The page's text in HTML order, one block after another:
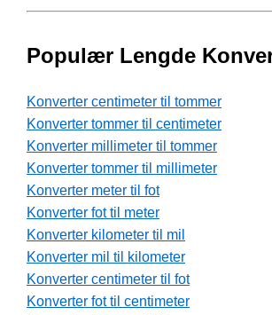
Populær Lengde
Konverter centimeter til tommer
Konverter tommer til centimeter
Konverter millimeter til tommer
Konverter tommer til millimeter
Konverter meter til fot
Konverter fot til meter
Konverter kilometer til mil
Konverter mil til kilometer
Konverter centimeter til fot
Konverter fot til centimeter